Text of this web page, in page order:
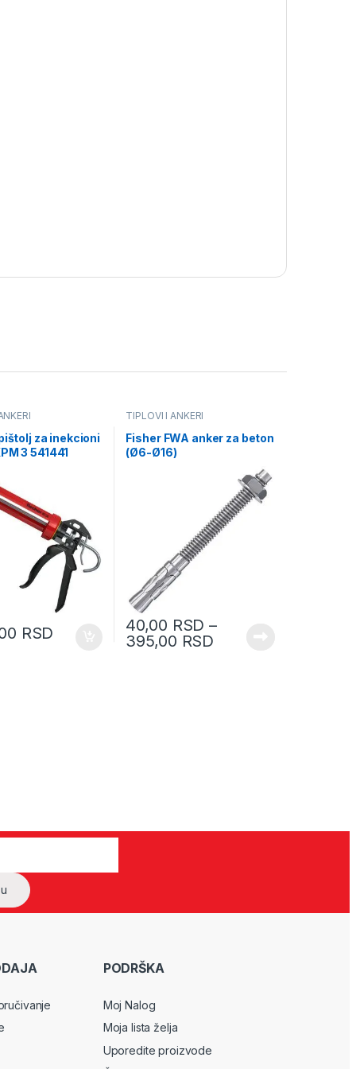
za inekcioni
3 541441
RSD
TIPLOVI I ANKERI
Fisher FWA anker za beton
(Ø6-Ø16)
40,00 RSD –
395,00 RSD
PODRŠKA
Moj Nalog
Moja lista želja
Uporedite proizvode